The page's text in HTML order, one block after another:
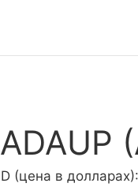
(цена в